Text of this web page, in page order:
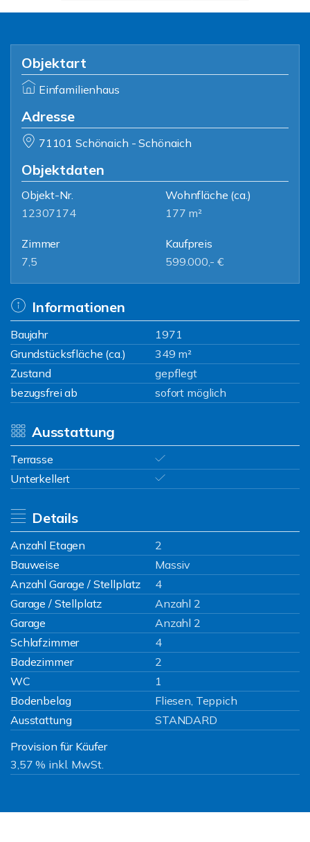
Objektart
Einfamilienhaus
Adresse
71101 Schönaich - Schönaich
Objektdaten
Objekt-Nr.
12307174
Wohnfläche (ca.)
177 m²
Zimmer
7,5
Kaufpreis
599.000,- €
Informationen
Baujahr
1971
Grundstücksfläche (ca.)
349 m²
Zustand
gepflegt
bezugsfrei ab
sofort möglich
Ausstattung
Terrasse
Unterkellert
Details
Anzahl Etagen
2
Bauweise
Massiv
Anzahl Garage / Stellplatz
4
Garage / Stellplatz
Anzahl 2
Garage
Anzahl 2
Schlafzimmer
4
Badezimmer
2
WC
1
Bodenbelag
Fliesen, Teppich
Ausstattung
STANDARD
Provision für Käufer
3,57 % inkl. MwSt.